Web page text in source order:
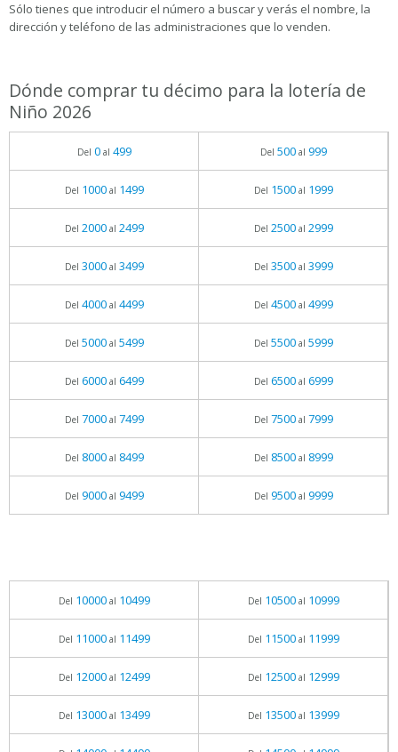
Sólo tienes que introducir el número a buscar y verás el nombre, la
dirección y teléfono de las administraciones que lo venden.
Dónde comprar tu décimo para la lotería de
Niño 2026
Del 0al 499 Del 500al 999
Del 1000al 1499 Del 1500al 1999
Del 2000al 2499 Del 2500al 2999
Del 3000al 3499 Del 3500al 3999
Del 4000al 4499 Del 4500al 4999
Del 5000al 5499 Del 5500al 5999
Del 6000al 6499 Del 6500al 6999
Del 7000al 7499 Del 7500al 7999
Del 8000al 8499 Del 8500al 8999
Del 9000al 9499 Del 9500al 9999
Del 10000al 10499 Del 10500al 10999
Del 11000al 11499 Del 11500al 11999
Del 12000al 12499 Del 12500al 12999
Del 13000al 13499 Del 13500al 13999